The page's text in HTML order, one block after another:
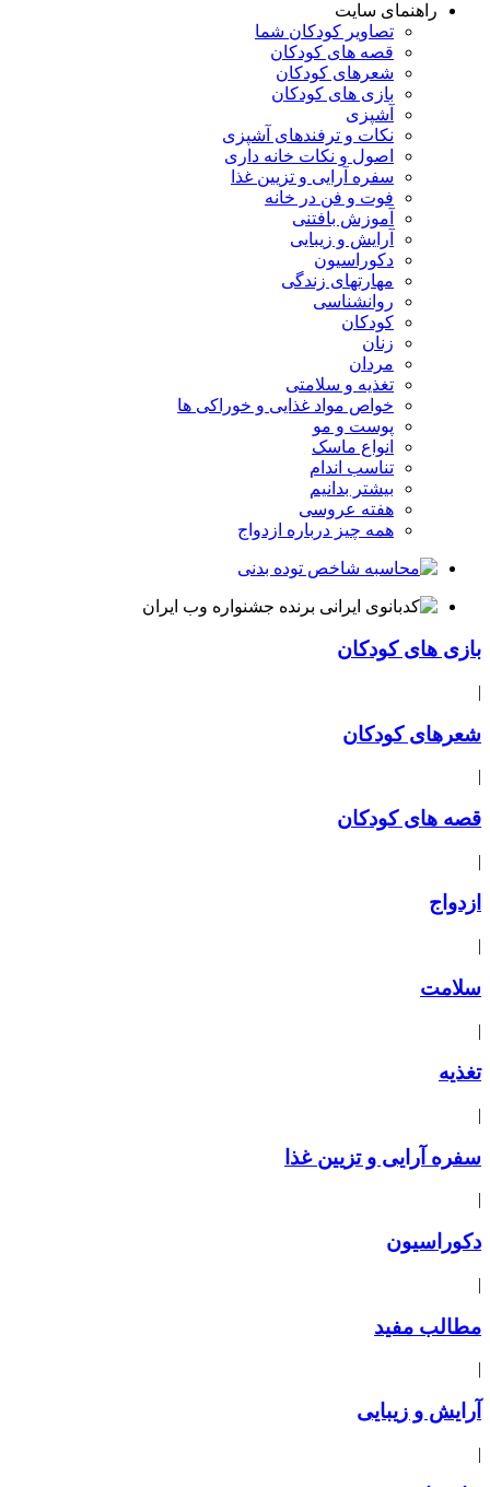
راهنمای سایت
تصاویر کودکان شما
قصه های کودکان
شعرهای کودکان
بازی های کودکان
آشپزی
نکات و ترفندهای آشپزی
اصول و نکات خانه داری
سفره آرایی و تزیین غذا
فوت و فن در خانه
آموزش بافتنی
آرایش و زیبایی
دکوراسیون
مهارتهای زندگی
روانشناسی
کودکان
زنان
مردان
تغذیه و سلامتی
خواص مواد غذایی و خوراکی ها
پوست و مو
انواع ماسک
تناسب اندام
بیشتر بدانیم
هفته عروسی
همه چیز درباره ازدواج
بازی های کودکان
|
شعرهای کودکان
|
قصه های کودکان
|
ازدواج
|
سلامت
|
تغذیه
|
سفره آرایی و تزیین غذا
|
دکوراسیون
|
مطالب مفید
|
آرایش و زیبایی
|